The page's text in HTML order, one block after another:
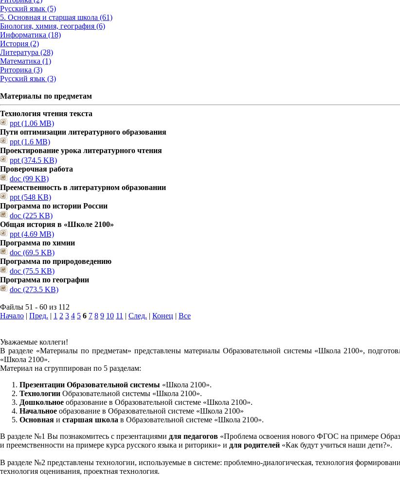
Русский язык (5)
5. Основная и старшая школа (61)
Биология, химия, география (6)
Информатика (18)
История (2)
Литература (28)
Математика (1)
Риторика (3)
Русский язык (3)
Материалы по предметам
Технология чтения текста
ppt (1.06 MB)
Пути оптимизации литературного образования
ppt (1.6 MB)
Проектирование урока литературного чтения
ppt (374.5 KB)
Проверочная работа
doc (99 KB)
Преемственность в литературном образовании
ppt (548 KB)
Программа по истории России
doc (225 KB)
Общая история в «Школе 2100»
ppt (4.69 MB)
Программа по химии
doc (69.5 KB)
Программа по природоведению
doc (75.5 KB)
Программа по географии
doc (273.5 KB)
Файлы 51 - 60 из 112
Начало | Пред. | 1 2 3 4 5 6 7 8 9 10 11 | След. | Конец | Все
Уважаемые коллеги!
В разделе «Материалы по предметам» представлены материалы Образовательной системы «Школа 2100»,
«Школа 2100».
Материал на сгруппирован по 5 разделам:
Презентации Образовательной системы «Школа 2100».
Технологии Образовательной системы «Школа 2100».
Дошкольное образование в Образовательной системе «Школа 2100».
Начальное образование в Образовательной системе «Школа 2100»
Основная и старшая школа в Образовательной системе «Школа 2100».
В разделе №1 Вы познакомитесь с презентациями для педагогов «Проблема освоения нового ФГОС на примере
и преемственности на примере курса русского языка и риторики» и для родителей «Как будут учиться наши дети?».
В разделе №2 представлены технологии, используемые в системе: проблемно-диалогическая, технология
технология оценивания, проектная технология.